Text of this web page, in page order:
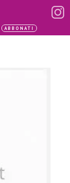
ABBONATI